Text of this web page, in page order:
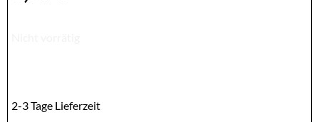
2-3 Tage Lieferzeit